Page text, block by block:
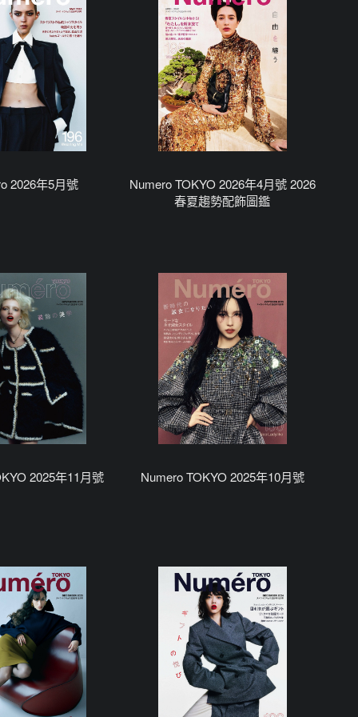
2026年5月號
Numero TOKYO 2026年4月號 2026
春夏趨勢配飾圖鑑
2025年11月號 Numero TOKYO 2025年10月號